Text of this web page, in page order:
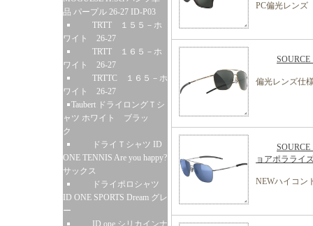
品 パープル 26-27 ID-P03
TRTT １５５－ホ
ワイト 26-27
TRTT １６５－ホ
ワイト 26-27
TRTTC １６５－ホ
ワイト 26-27
Taubert ドライロングＴシ
ャツ ホワイト ブラッ
ク
ドライＴシャツ ID
ONE TENNIS Are you happy?
サックス
ドライポロシャツ
ID ONE SPORTS Dream グレ
ー
ID one シリカインナ
PC偏光レンズ
偏光レンズ仕
ョアポラライ
NEWハイコン